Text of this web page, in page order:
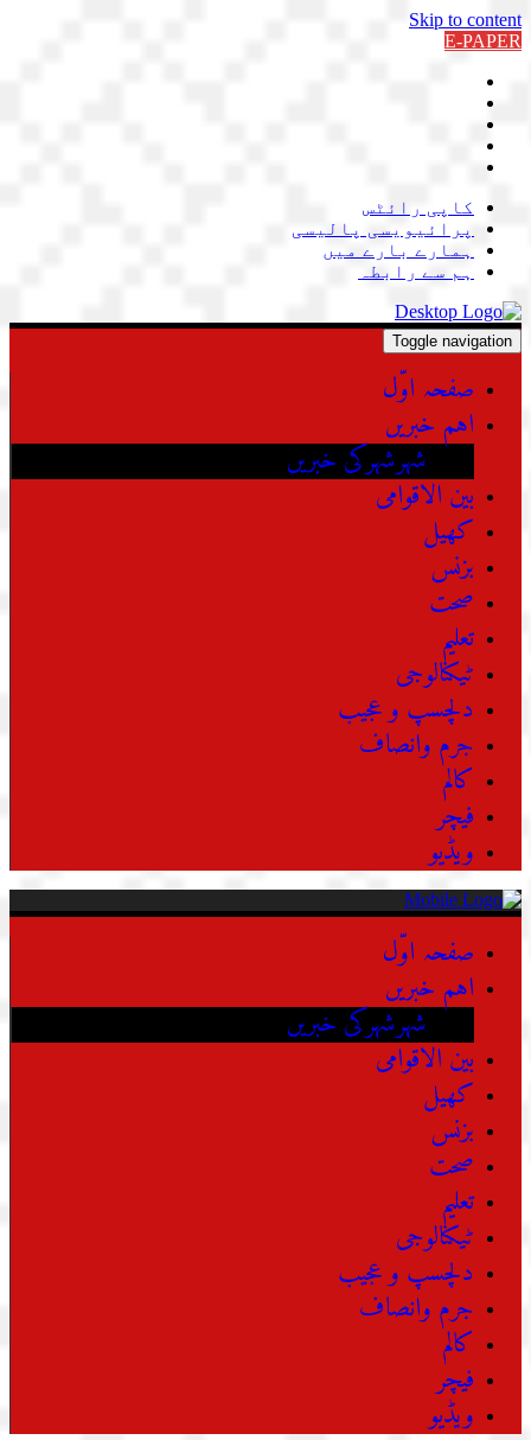
Skip to content
E-PAPER
کاپی رائٹس
پرائیویسی پالیسی
ہمارے بارے میں
ہم سے رابطہ
Toggle navigation
صفحہ اوّل
اہم خبریں
شہرشہرکی خبریں
بین الاقوامی
کھیل
بزنس
صحت
تعلیم
ٹیکنالوجی
دلچسپ و عجیب
جرم وانصاف
کالم
فیچر
ویڈیو
صفحہ اوّل
اہم خبریں
شہرشہرکی خبریں
بین الاقوامی
کھیل
بزنس
صحت
تعلیم
ٹیکنالوجی
دلچسپ و عجیب
جرم وانصاف
کالم
فیچر
ویڈیو